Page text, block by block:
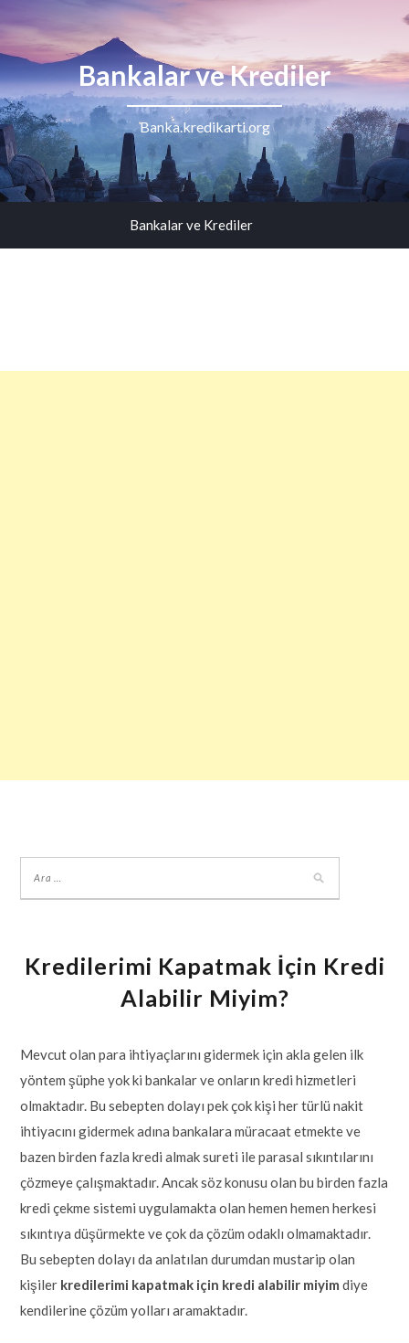
Bankalar ve Krediler
Banka.kredikarti.org
Bankalar ve Krediler
Kredilerimi Kapatmak İçin Kredi
Alabilir Miyim?
Mevcut olan para ihtiyaçlarını gidermek için akla gelen ilk
yöntem şüphe yok ki bankalar ve onların kredi hizmetleri
olmaktadır. Bu sebepten dolayı pek çok kişi her türlü nakit
ihtiyacını gidermek adına bankalara müracaat etmekte ve
bazen birden fazla kredi almak sureti ile parasal sıkıntılarını
çözmeye çalışmaktadır. Ancak söz konusu olan bu birden fazla
kredi çekme sistemi uygulamakta olan hemen hemen herkesi
sıkıntıya düşürmekte ve çok da çözüm odaklı olmamaktadır.
Bu sebepten dolayı da anlatılan durumdan mustarip olan
kişiler kredilerimi kapatmak için kredi alabilir miyim diye
kendilerine çözüm yolları aramaktadır.